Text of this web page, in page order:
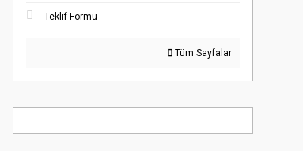
Teklif Formu
Tüm Sayfalar